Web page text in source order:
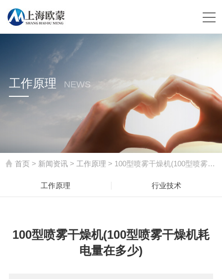
工作原理 NEWS
首页 > 新闻资讯 > 工作原理 > 100型喷雾干燥机(100型喷雾干燥机耗电量在多少)
工作原理 行业技术
100型喷雾干燥机(100型喷雾干燥机耗
电量在多少)